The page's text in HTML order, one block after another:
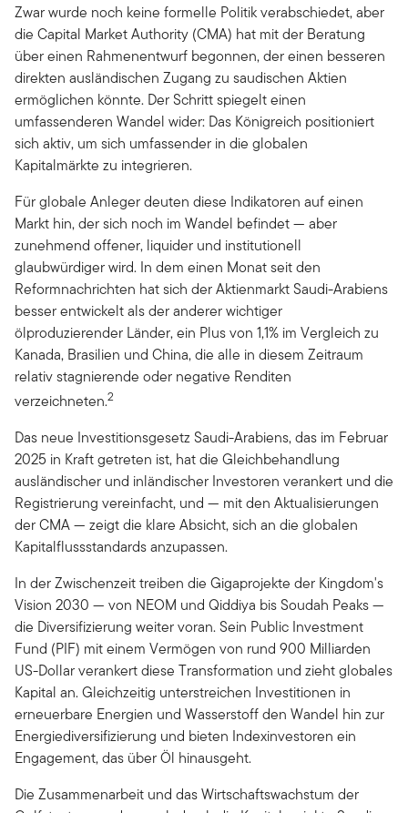
Zwar wurde noch keine formelle Politik verabschiedet, aber
die Capital Market Authority (CMA) hat mit der Beratung
über einen Rahmenentwurf begonnen, der einen besseren
direkten ausländischen Zugang zu saudischen Aktien
ermöglichen könnte. Der Schritt spiegelt einen
umfassenderen Wandel wider: Das Königreich positioniert
sich aktiv, um sich umfassender in die globalen
Kapitalmärkte zu integrieren.
Für globale Anleger deuten diese Indikatoren auf einen
Markt hin, der sich noch im Wandel befindet — aber
zunehmend offener, liquider und institutionell
glaubwürdiger wird. In dem einen Monat seit den
Reformnachrichten hat sich der Aktienmarkt Saudi-Arabiens
besser entwickelt als der anderer wichtiger
ölproduzierender Länder, ein Plus von 1,1% im Vergleich zu
Kanada, Brasilien und China, die alle in diesem Zeitraum
relativ stagnierende oder negative Renditen
verzeichneten.2
Das neue Investitionsgesetz Saudi-Arabiens, das im Februar
2025 in Kraft getreten ist, hat die Gleichbehandlung
ausländischer und inländischer Investoren verankert und die
Registrierung vereinfacht, und — mit den Aktualisierungen
der CMA — zeigt die klare Absicht, sich an die globalen
Kapitalflussstandards anzupassen.
In der Zwischenzeit treiben die Gigaprojekte der Kingdom's
Vision 2030 — von NEOM und Qiddiya bis Soudah Peaks —
die Diversifizierung weiter voran. Sein Public Investment
Fund (PIF) mit einem Vermögen von rund 900 Milliarden
US-Dollar verankert diese Transformation und zieht globales
Kapital an. Gleichzeitig unterstreichen Investitionen in
erneuerbare Energien und Wasserstoff den Wandel hin zur
Energiediversifizierung und bieten Indexinvestoren ein
Engagement, das über Öl hinausgeht.
Die Zusammenarbeit und das Wirtschaftswachstum der